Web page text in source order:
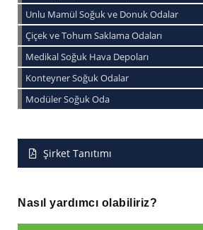
Unlu Mamül Soğuk ve Donuk Odalar
Çiçek ve Tohum Saklama Odaları
Medikal Soğuk Hava Depoları
Konteyner Soğuk Odalar
Modüler Soğuk Oda
Şirket Tanıtımı
Nasıl yardımcı olabiliriz?